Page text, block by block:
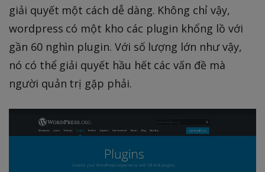
giải quyết một cách dễ dàng. Không chỉ vậy,
wordpress có một kho các plugin khổng lồ với
gần 60 nghìn plugin. Với số lượng lớn như vậy,
nó có thể giải quyết hầu hết các vấn đề mà
người quản trị gặp phải.